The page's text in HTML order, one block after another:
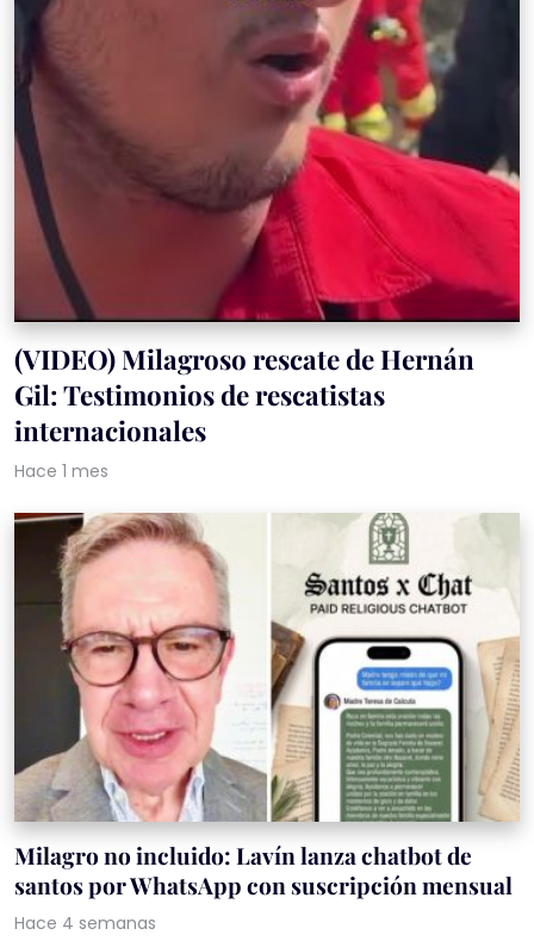
(VIDEO) Milagroso rescate de Hernán
Gil: Testimonios de rescatistas
internacionales
Hace 1 mes
Milagro no incluido: Lavín lanza chatbot de
santos por WhatsApp con suscripción mensual
Hace 4 semanas